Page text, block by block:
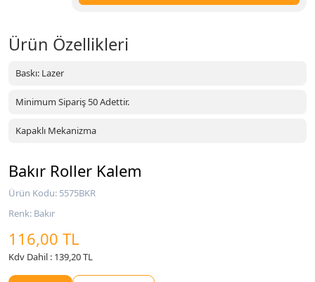
Ürün Özellikleri
Baskı: Lazer
Minimum Sipariş 50 Adettir.
Kapaklı Mekanizma
Bakır Roller Kalem
Ürün Kodu: 5575BKR
Renk: Bakır
116,00 TL
Kdv Dahil : 139,20 TL